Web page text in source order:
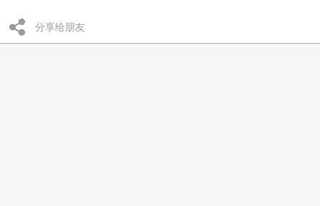
分享给朋友